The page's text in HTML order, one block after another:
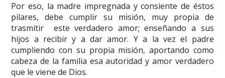
Por eso, la madre impregnada y consiente de éstos
pilares, debe cumplir su misión, muy propia de
trasmitir este verdadero amor; enseñando a sus
hijos a recibir y a dar amor. Y a la vez el padre
cumpliendo con su propia misión, aportando como
cabeza de la familia esa autoridad y amor verdadero
que le viene de Dios.